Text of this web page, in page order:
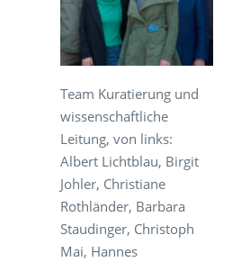
Team Kuratierung und
wissenschaftliche
Leitung, von links:
Albert Lichtblau, Birgit
Johler, Christiane
Rothländer, Barbara
Staudinger, Christoph
Mai, Hannes